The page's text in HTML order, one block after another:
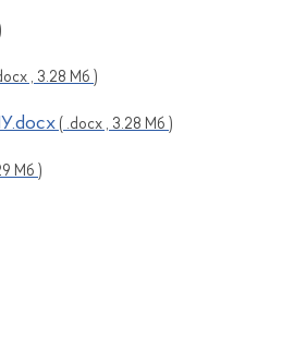
, 3.28 Мб )
( .docx , 3.28 Мб )
Мб )